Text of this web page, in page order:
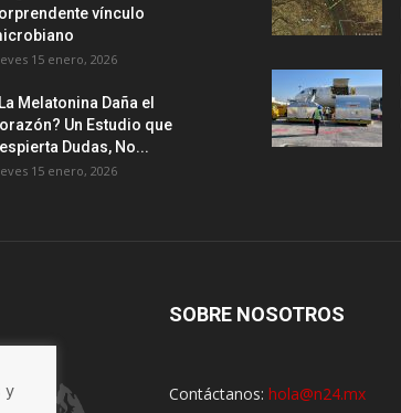
vínculo
15 enero, 2026
Melatonina Daña el
Un Estudio que
Dudas, No...
15 enero, 2026
SOBRE NOSOTROS
Contáctanos: hola@n24.mx
y